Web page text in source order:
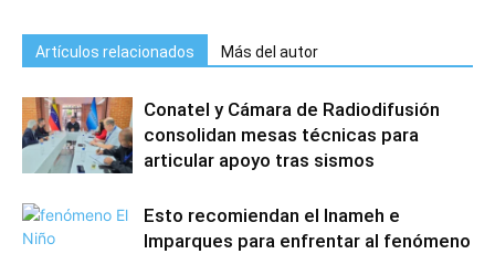
Artículos relacionados Más del autor
Conatel y Cámara de Radiodifusión
consolidan mesas técnicas para
articular apoyo tras sismos
Esto recomiendan el Inameh e
Imparques para enfrentar al fenómeno